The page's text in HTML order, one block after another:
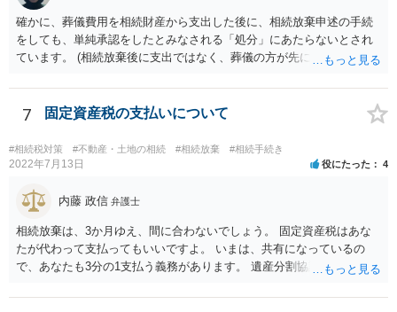
いうことになります。これ以外にも気をつける点はあるかもしれませ
んので、一度相談して想定するのがおすすめと思います。
確かに、葬儀費用を相続財産から支出した後に、相続放棄申述の手続
をしても、単純承認をしたとみなされる「処分」にあたらないとされ
ています。 (相続放棄後に支出ではなく、葬儀の方が先に来るのが通常
述の手続ということだと思いますが) ただ、葬儀費用ならいくらでもよ
いということではなく、身分相応の、社会的儀式として当然認められ
に葬儀費用を支出する経済力がなく、質素な葬儀を行った費用であれ
ば相続財産から支出しても単純承認と認められない可能性が高いの
7 固定資産税の支払いについて
#相続税対策 #不動産・土地の相続 #相続放棄 #相続手続き
2022年7月13日 役にたった 4
内藤 政信 弁護士
相続放棄は、3か月ゆえ、間に合わないでしょう。 固定資産税はあな
たが代わって支払ってもいいですよ。 いまは、共有になっているの
で、あなたも3分の1支払う義務があります。 遺産分割協議をして、不
払い義務があります。